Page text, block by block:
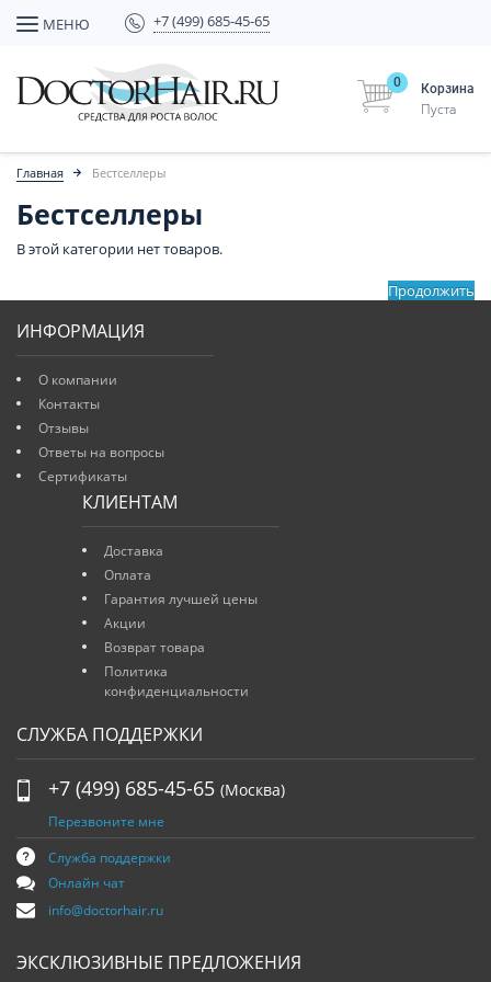
МЕНЮ +7 (499) 685-45-65
Корзина
0
Пуста
Главная Бестселлеры
Бестселлеры
В этой категории нет товаров.
Продолжить
ИНФОРМАЦИЯ
О компании
Контакты
Отзывы
Ответы на вопросы
Сертификаты
КЛИЕНТАМ
Доставка
Оплата
Гарантия лучшей цены
Акции
Возврат товара
Политика
конфиденциальности
СЛУЖБА ПОДДЕРЖКИ
+7 (499) 685-45-65 (Москва)
Перезвоните мне
Служба поддержки
Онлайн чат
info@doctorhair.ru
ЭКСКЛЮЗИВНЫЕ ПРЕДЛОЖЕНИЯ